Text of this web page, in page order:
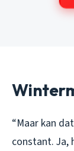
“Maar kan
constant. Ja,